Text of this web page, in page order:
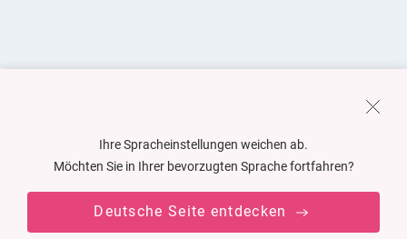
Ihre Spracheinstellungen weichen ab.
Möchten Sie in Ihrer bevorzugten Sprache fortfahren?
Deutsche Seite entdecken